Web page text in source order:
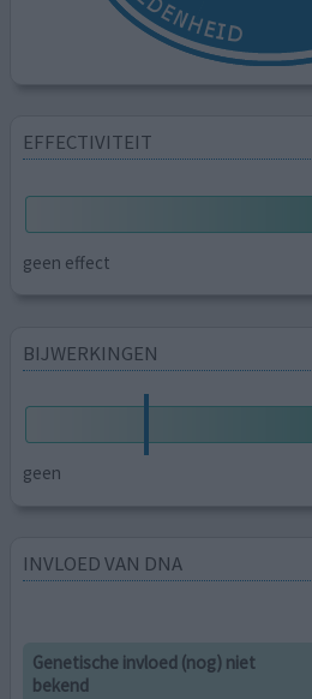
EFFECTIVITEIT
geen effect
BIJWERKINGEN
geen
INVLOED VAN DNA
Genetische invloed (nog) niet
bekend